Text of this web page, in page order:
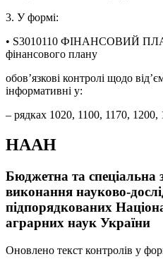
3. У формі:
• S3010110 ФІНАНСОВИЙ
фінансового плану
обов’язкові контролі щодо
інформативні у:
– рядках 1020, 1100, 1170,
НААН
Бюджетна та спеціальна
виконання науково-
підпорядкованих
аграрних наук України
Оновлено текст контролів у